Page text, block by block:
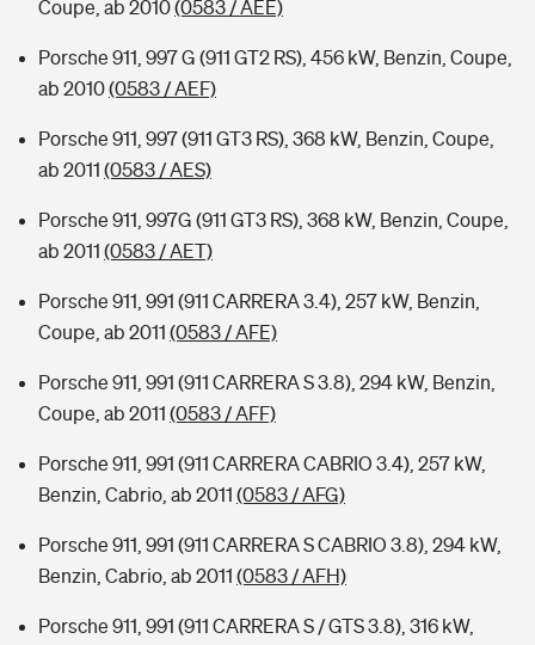
Coupe, ab 2010(0583 / AEE)
Porsche 911, 997 G (911 GT2 RS), 456 kW, Benzin, Coupe,
ab 2010(0583 / AEF)
Porsche 911, 997 (911 GT3 RS), 368 kW, Benzin, Coupe,
ab 2011 (0583 / AES)
Porsche 911, 997G (911 GT3 RS), 368 kW, Benzin, Coupe,
ab 2011 (0583 / AET)
Porsche 911, 991 (911 CARRERA 3.4), 257 kW, Benzin,
Coupe, ab 2011 (0583 / AFE)
Porsche 911, 991 (911 CARRERA S 3.8), 294 kW, Benzin,
Coupe, ab 2011 (0583 / AFF)
Porsche 911, 991 (911 CARRERA CABRIO 3.4), 257 kW,
Benzin, Cabrio, ab 2011 (0583 / AFG)
Porsche 911, 991 (911 CARRERA S CABRIO 3.8), 294 kW,
Benzin, Cabrio, ab 2011 (0583 / AFH)
Porsche 911, 991 (911 CARRERA S / GTS 3.8), 316 kW,